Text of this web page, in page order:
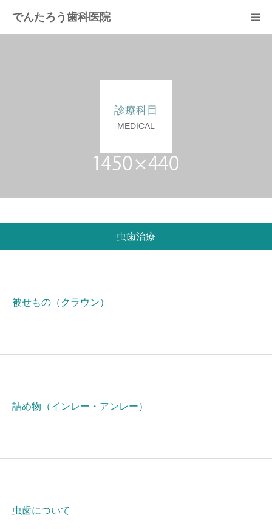
でんたろう歯科医院
診療科目
MEDICAL
虫歯治療
被せもの（クラウン）
詰め物（インレー・アンレー）
虫歯について